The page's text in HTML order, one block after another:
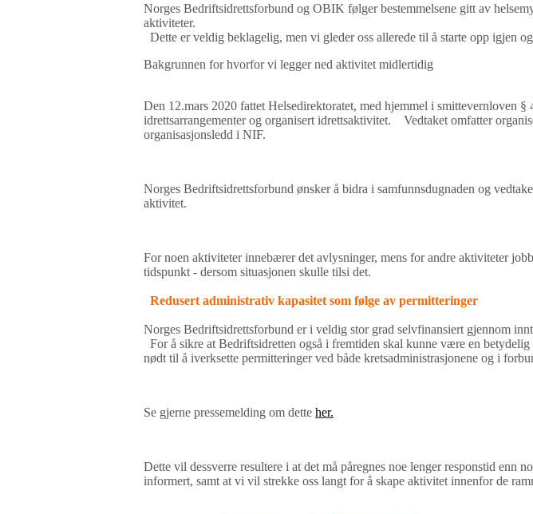
Norges Bedriftsidrettsforbund og OBIK følger bestemmelsene gitt av
aktiviteter.
Dette er veldig beklagelig, men vi gleder oss allerede til å starte opp igjen
Bakgrunnen for hvorfor vi legger ned aktivitet midlertidig
Den 12.mars 2020 fattet Helsedirektoratet, med hjemmel i smittevernloven
idrettsarrangementer og organisert idrettsaktivitet. Vedtaket omfatter
organisasjonsledd i NIF.
Norges Bedriftsidrettsforbund ønsker å bidra i samfunnsdugnaden og
aktivitet.
For noen aktiviteter innebærer det avlysninger, mens for andre aktiviteter
tidspunkt - dersom situasjonen skulle tilsi det.
Redusert administrativ kapasitet som følge av permitteringer
Norges Bedriftsidrettsforbund er i veldig stor grad selvfinansiert gjennom
For å sikre at Bedriftsidretten også i fremtiden skal kunne være en
nødt til å iverksette permitteringer ved både kretsadministrasjonene og i
Se gjerne pressemelding om dette her.
Dette vil dessverre resultere i at det må påregnes noe lenger responstid enn
informert, samt at vi vil strekke oss langt for å skape aktivitet innenfor de